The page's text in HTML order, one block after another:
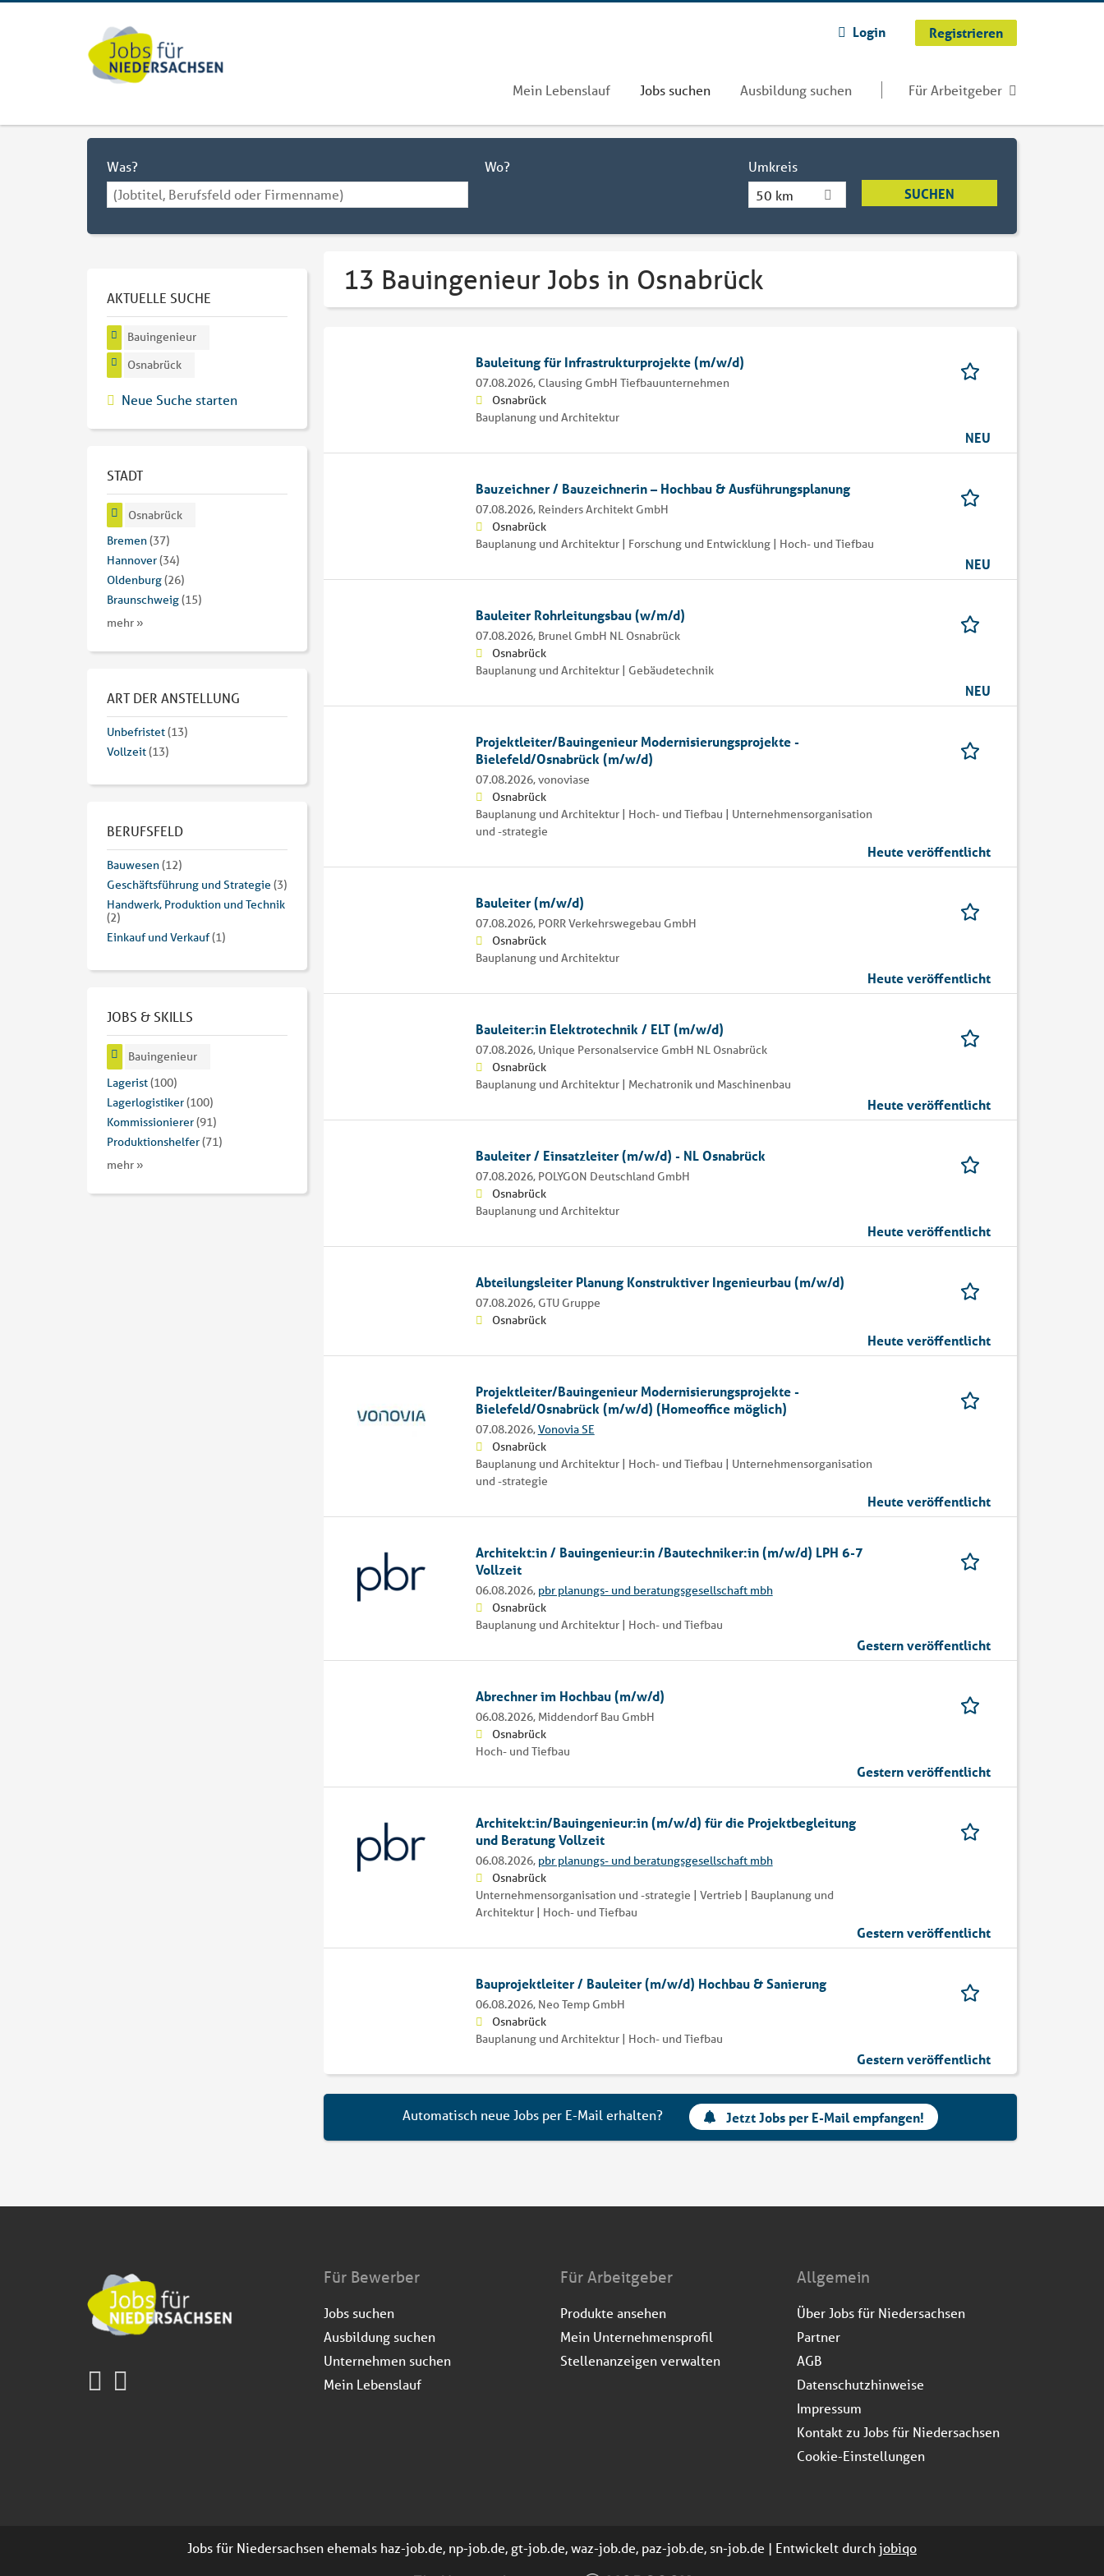
Login Registrieren
Mein Lebenslauf Jobs suchen Ausbildung suchen Für Arbeitgeber
Was? Wo?
Umkreis
50 km
13 Bauingenieur Jobs in Osnabrück
Bauleitung für Infrastrukturprojekte (m/w/d)
07.08.2026, Clausing GmbH Tiefbauunternehmen
Osnabrück
Bauplanung und Architektur
NEU
Bauzeichner / Bauzeichnerin – Hochbau & Ausführungsplanung
07.08.2026, Reinders Architekt GmbH
Osnabrück
Bauplanung und Architektur | Forschung und Entwicklung | Hoch- und Tiefbau
NEU
Bauleiter Rohrleitungsbau (w/m/d)
07.08.2026, Brunel GmbH NL Osnabrück
Osnabrück
Bauplanung und Architektur | Gebäudetechnik
NEU
Projektleiter/Bauingenieur Modernisierungsprojekte -
Bielefeld/Osnabrück (m/w/d)
07.08.2026,vonoviase
Osnabrück
Bauplanung und Architektur | Hoch- und Tiefbau | Unternehmensorganisation
und -strategie
Heute veröffentlicht
Bauleiter (m/w/d)
07.08.2026, PORR Verkehrswegebau GmbH
Osnabrück
Bauplanung und Architektur
Heute veröffentlicht
Bauleiter:in Elektrotechnik / ELT (m/w/d)
07.08.2026, Unique Personalservice GmbH NL Osnabrück
Osnabrück
Bauplanung und Architektur | Mechatronik und Maschinenbau
Heute veröffentlicht
Bauleiter / Einsatzleiter (m/w/d) - NL Osnabrück
07.08.2026, POLYGON Deutschland GmbH
Osnabrück
Bauplanung und Architektur
Heute veröffentlicht
Abteilungsleiter Planung Konstruktiver Ingenieurbau (m/w/d)
07.08.2026, GTU Gruppe
Osnabrück
Heute veröffentlicht
Projektleiter/Bauingenieur Modernisierungsprojekte -
Bielefeld/Osnabrück (m/w/d) (Homeoffice möglich)
07.08.2026,Vonovia SE
Osnabrück
Bauplanung und Architektur | Hoch- und Tiefbau | Unternehmensorganisation
und -strategie
Heute veröffentlicht
Architekt:in / Bauingenieur:in /Bautechniker:in (m/w/d) LPH 6-7
Vollzeit
06.08.2026, pbr planungs- und beratungsgesellschaft mbh
Osnabrück
Bauplanung und Architektur | Hoch- und Tiefbau
Gestern veröffentlicht
Abrechner im Hochbau (m/w/d)
06.08.2026, Middendorf Bau GmbH
Osnabrück
Hoch- und Tiefbau
Gestern veröffentlicht
Architekt:in/Bauingenieur:in (m/w/d) für die Projektbegleitung
und Beratung Vollzeit
06.08.2026, pbr planungs- und beratungsgesellschaft mbh
Osnabrück
Unternehmensorganisation und -strategie | Vertrieb | Bauplanung und
Architektur | Hoch- und Tiefbau
Gestern veröffentlicht
Bauprojektleiter / Bauleiter (m/w/d) Hochbau & Sanierung
06.08.2026, Neo Temp GmbH
Osnabrück
Bauplanung und Architektur | Hoch- und Tiefbau
Gestern veröffentlicht
Automatisch neue Jobs per E-Mail erhalten? Jetzt Jobs per E-Mail empfangen!
AKTUELLE SUCHE
Bauingenieur
Osnabrück
Neue Suche starten
STADT
Osnabrück
Bremen(37)
Hannover(34)
Oldenburg(26)
Braunschweig(15)
mehr »
ART DER ANSTELLUNG
Unbefristet(13)
Vollzeit(13)
BERUFSFELD
Bauwesen(12)
Geschäftsführung und Strategie (3)
Handwerk, Produktion und Technik
(2)
Einkauf und Verkauf(1)
JOBS & SKILLS
Bauingenieur
Lagerist(100)
Lagerlogistiker(100)
Kommissionierer(91)
Produktionshelfer(71)
mehr »
Für Bewerber
Jobs suchen
Ausbildung suchen
Unternehmen suchen
Mein Lebenslauf
Für Arbeitgeber
Produkte ansehen
Mein Unternehmensprofil
Stellenanzeigen verwalten
Allgemein
Über Jobs für Niedersachsen
Partner
AGB
Datenschutzhinweise
Impressum
Kontakt zu Jobs für Niedersachsen
Cookie-Einstellungen
Jobs für Niedersachsen ehemals haz-job.de, np-job.de, gt-job.de, waz-job.de, paz-job.de, sn-job.de | Entwickelt durchjobiqo